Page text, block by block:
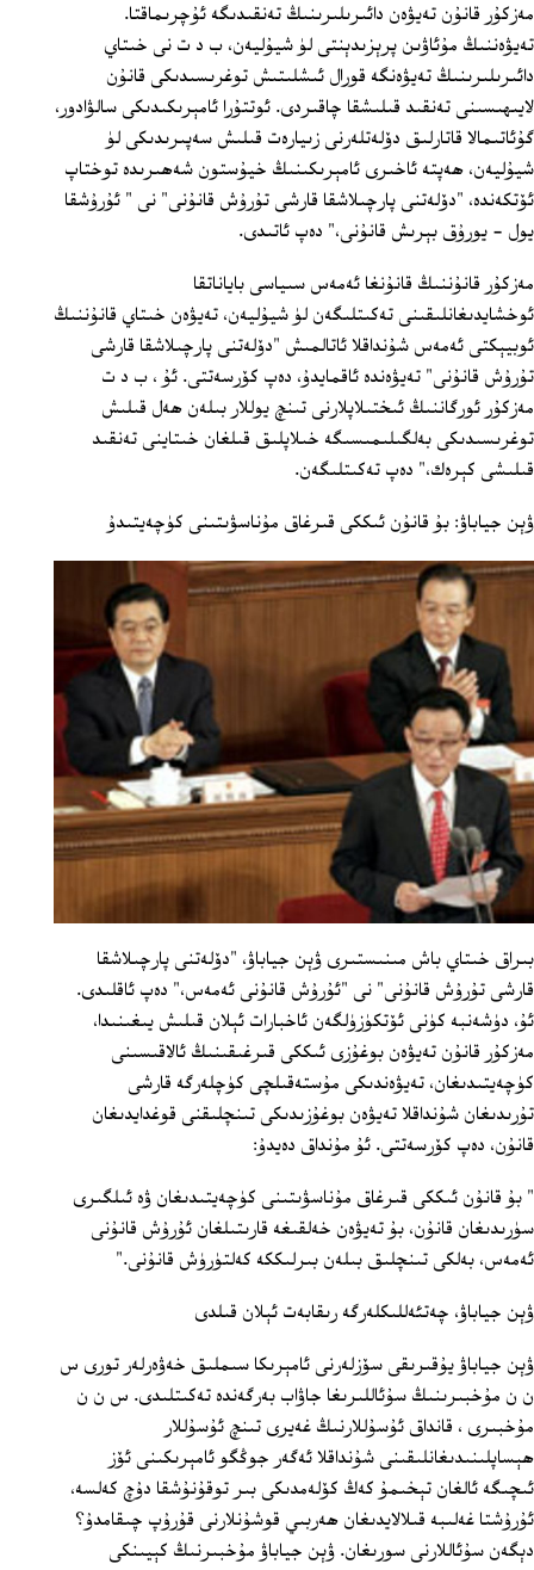
مەزكۇر قانۇن تەيۋەن دائىرىلىرىنىڭ تەنقىدىگە ئۇچرىماقتا.
تەيۋەننىڭ مۇئاۋىن پرېزىدېنتى لۈ شيۇليەن، ب د ت نى خىتاي
دائىرىلىرىنىڭ تەيۋەنگە قورال ئىشلىتىش توغرىسىدىكى قانۇن
لايىھىسىنى تەنقىد قىلىشقا چاقىردى. ئوتتۇرا ئامېرىكىدىكى سالۋادور،
گۇئاتىمالا قاتارلىق دۆلەتلەرنى زىيارەت قىلىش سەپىرىدىكى لۈ
شيۇليەن، ھەپتە ئاخىرى ئامېرىكىنىڭ خيۇستون شەھىرىدە توختاپ
ئۆتكەندە، "دۆلەتنى پارچىلاشقا قارشى تۇرۇش قانۇنى" نى " ئۇرۇشقا
يول - يورۇق بېرىش قانۇنى،" دەپ ئاتىدى.
مەزكۇر قانۇننىڭ قانۇنغا ئەمەس سىياسى باياناتقا
ئوخشايدىغانلىقىنى تەكىتلىگەن لۈ شيۇليەن، تەيۋەن خىتاي قانۇننىڭ
ئوبيېكتى ئەمەس شۇنداقلا ئاتالمىش "دۆلەتنى پارچىلاشقا قارشى
تۇرۇش قانۇنى" تەيۋەندە ئاقمايدۇ، دەپ كۆرسەتتى. ئۇ ، ب د ت
مەزكۇر ئورگاننىڭ ئىختىلاپلارنى تىنچ يوللار بىلەن ھەل قىلىش
توغرىسىدىكى بەلگىلىمىسىگە خىلاپلىق قىلغان خىتاينى تەنقىد
قىلىشى كېرەك،" دەپ تەكىتلىگەن.
ۋېن جياباۋ: بۇ قانۇن ئىككى قىرغاق مۇناسۋىتىنى كۈچەيتىدۇ
بىراق خىتاي باش مىنىستىرى ۋېن جياباۋ، "دۆلەتنى پارچىلاشقا
قارشى تۇرۇش قانۇنى" نى "ئۇرۇش قانۇنى ئەمەس،" دەپ ئاقلىدى.
ئۇ، دۈشەنبە كۈنى ئۆتكۈزۈلگەن ئاخبارات ئېلان قىلىش يىغىنىدا،
مەزكۇر قانۇن تەيۋەن بوغۇزى ئىككى قىرغىقىنىڭ ئالاقىسىنى
كۈچەيتىدىغان، تەيۋەندىكى مۇستەقىلچى كۈچلەرگە قارشى
تۇرىدىغان شۇنداقلا تەيۋەن بوغۇزىدىكى تىنچلىقنى قوغدايدىغان
قانۇن، دەپ كۆرسەتتى. ئۇ مۇنداق دەيدۇ:
" بۇ قانۇن ئىككى قىرغاق مۇناسۋىتىنى كۈچەيتىدىغان ۋە ئىلگىرى
سۈرىدىغان قانۇن، بۇ تەيۋەن خەلقىغە قارىتىلغان ئۇرۇش قانۇنى
ئەمەس، بەلكى تىنچلىق بىلەن بىرلىككە كەلتۈرۈش قانۇنى."
ۋېن جياباۋ، چەتئەللىكلەرگە رىقابەت ئېلان قىلدى
ۋېن جياباۋ يۇقىرىقى سۆزلەرنى ئامېرىكا سىملىق خەۋەرلەر تورى س
ن ن مۇخبىرىنىڭ سۇئاللىرىغا جاۋاب بەرگەندە تەكىتلىدى. س ن ن
مۇخبىرى ، قانداق ئۇسۇللارنىڭ غەيرى تىنچ ئۇسۇللار
ھېساپلىنىدىغانلىقىنى شۇنداقلا ئەگەر جوڭگو ئامېرىكىنى ئۆز
ئىچىگە ئالغان تېخىمۇ كەڭ كۆلەمدىكى بىر توقۇنۇشقا دۇچ كەلسە،
ئۇرۇشتا غەلىبە قىلالايدىغان ھەربىي قوشۇنلارنى قۇرۇپ چىقامدۇ؟
دېگەن سۇئاللارنى سورىغان. ۋېن جياباۋ مۇخبىرنىڭ كېيىنكى